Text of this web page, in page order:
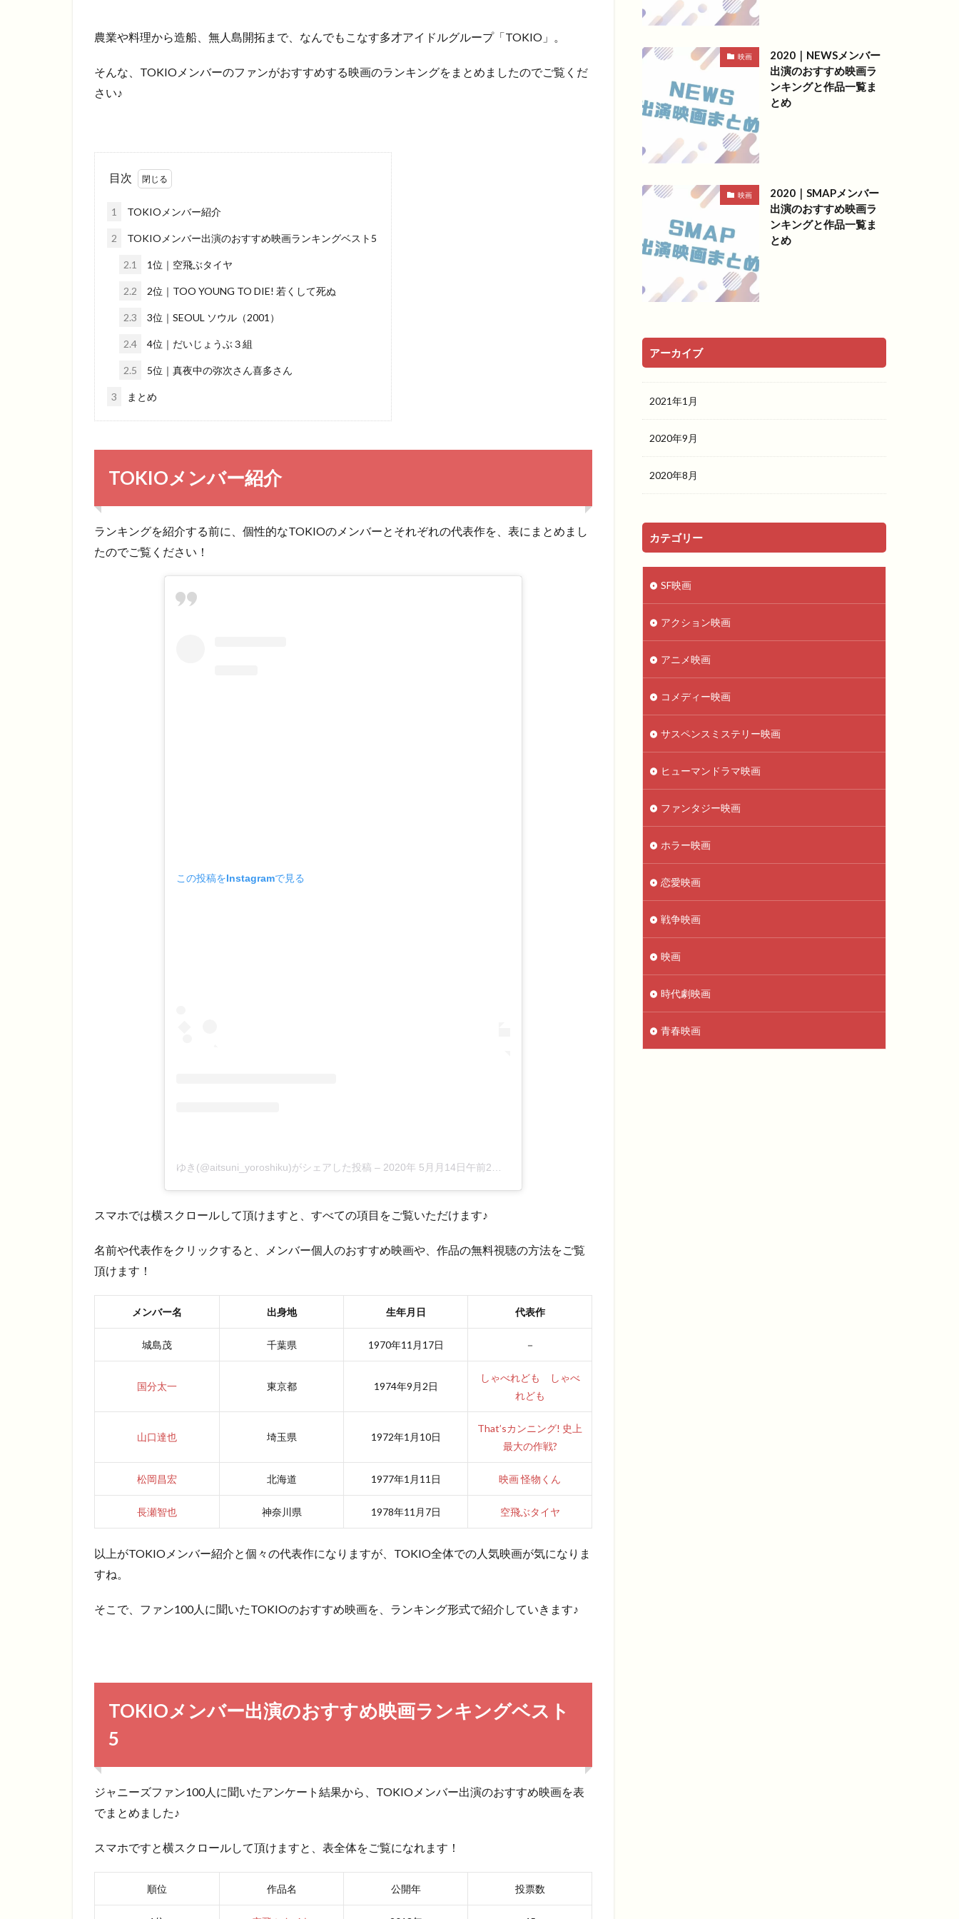
農業や料理から造船、無人島開拓まで、なんでもこなす多才アイドルグループ「TOKIO」。
そんな、TOKIOメンバーのファンがおすすめする映画のランキングをまとめましたのでご覧くだ
さい♪
目次
1 TOKIOメンバー紹介
2 TOKIOメンバー出演のおすすめ映画ランキングベスト5
2.1 1位｜空飛ぶタイヤ
2.2 2位｜TOO YOUNG TO DIE! 若くして死ぬ
2.3 3位｜SEOUL ソウル（2001）
2.4 4位｜だいじょうぶ３組
2.5 5位｜真夜中の弥次さん喜多さん
3 まとめ
TOKIOメンバー紹介
ランキングを紹介する前に、個性的なTOKIOのメンバーとそれぞれの代表作を、表にまとめまし
たのでご覧ください！
この投稿をInstagramで見る
ゆき(@aitsuni_yoroshiku)がシェアした投稿 – 2020年 5月月14日午前2時13分PDT
スマホでは横スクロールして頂けますと、すべての項目をご覧いただけます♪
名前や代表作をクリックすると、メンバー個人のおすすめ映画や、作品の無料視聴の方法をご覧
頂けます！
メンバー名 出身地 生年月日 代表作
城島茂 千葉県 1970年11月17日 －
国分太一 東京都 1974年9月2日
しゃべれども しゃべ
れども
山口達也 埼玉県 1972年1月10日
That’sカンニング! 史上
最大の作戦?
松岡昌宏 北海道 1977年1月11日 映画 怪物くん
長瀬智也 神奈川県 1978年11月7日 空飛ぶタイヤ
以上がTOKIOメンバー紹介と個々の代表作になりますが、TOKIO全体での人気映画が気になりま
すね。
そこで、ファン100人に聞いたTOKIOのおすすめ映画を、ランキング形式で紹介していきます♪
TOKIOメンバー出演のおすすめ映画ランキングベスト
5
ジャニーズファン100人に聞いたアンケート結果から、TOKIOメンバー出演のおすすめ映画を表
でまとめました♪
スマホですと横スクロールして頂けますと、表全体をご覧になれます！
順位 作品名 公開年 投票数
映画
2020｜NEWSメンバー
出演のおすすめ映画ラ
ンキングと作品一覧ま
とめ
映画
2020｜SMAPメンバー
出演のおすすめ映画ラ
ンキングと作品一覧ま
とめ
アーカイブ
2021年1月
2020年9月
2020年8月
カテゴリー
SF映画
アクション映画
アニメ映画
コメディー映画
サスペンスミステリー映画
ヒューマンドラマ映画
ファンタジー映画
ホラー映画
恋愛映画
戦争映画
映画
時代劇映画
青春映画